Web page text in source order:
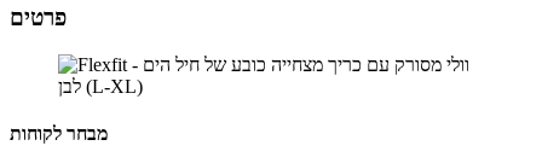
פרטים
מבחר לקוחות